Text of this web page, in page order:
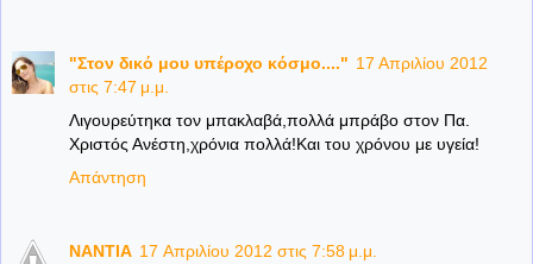
"Στον δικό μου υπέροχο κόσμο...." 17 Απριλίου 2012
στις 7:47 μ.μ.
Λιγουρεύτηκα τον μπακλαβά,πολλά μπράβο στον Πα.
Χριστός Ανέστη,χρόνια πολλά!Και του χρόνου με υγεία!
Απάντηση
NANTIA 17 Απριλίου 2012 στις 7:58 μ.μ.